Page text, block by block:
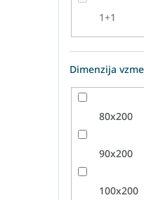
1+1
Dimenzija
80x200
90x200
100x200